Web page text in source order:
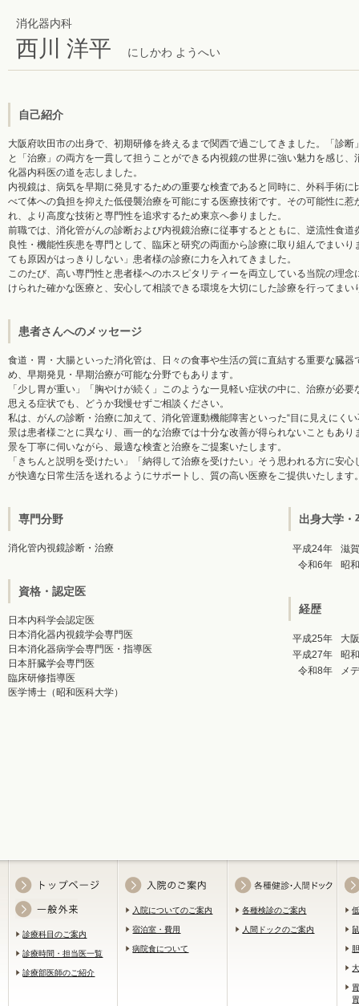
消化器内科
西川 洋平 にしかわ ようへい
自己紹介
大阪府吹田市の出身で、初期研修を終えるまで関西で過ごしてきました。「診断
と「治療」の両方を一貫して担うことができる内視鏡の世界に強い魅力を感じ、
化器内科医の道を志しました。
内視鏡は、病気を早期に発見するための重要な検査であると同時に、外科手術に
べて体への負担を抑えた低侵襲治療を可能にする医療技術です。その可能性に惹
れ、より高度な技術と専門性を追求するため東京へ参りました。
前職では、消化管がんの診断および内視鏡治療に従事するとともに、逆流性食
良性・機能性疾患を専門として、臨床と研究の両面から診療に取り組んでまい
ても原因がはっきりしない」患者様の診療に力を入れてきました。
このたび、高い専門性と患者様へのホスピタリティーを両立している当院の理
けられた確かな医療と、安心して相談できる環境を大切にした診療を行ってま
患者さんへのメッセージ
食道・胃・大腸といった消化管は、日々の食事や生活の質に直結する重要な臓
め、早期発見・早期治療が可能な分野でもあります。
「少し胃が重い」「胸やけが続く」このような一見軽い症状の中に、治療が必
思える症状でも、どうか我慢せずご相談ください。
私は、がんの診断・治療に加えて、消化管運動機能障害といった“目に見えにく
景は患者様ごとに異なり、画一的な治療では十分な改善が得られないこともあ
景を丁寧に伺いながら、最適な検査と治療をご提案いたします。
「きちんと説明を受けたい」「納得して治療を受けたい」そう思われる方に安
が快適な日常生活を送れるようにサポートし、質の高い医療をご提供いたしま
専門分野
消化管内視鏡診断・治療
資格・認定医
日本内科学会認定医
日本消化器内視鏡学会専門医
日本消化器病学会専門医・指導医
日本肝臓学会専門医
臨床研修指導医
医学博士（昭和医科大学）
出身大学・
平成24年
滋
令和6年
昭
経歴
平成25年
大
平成27年
昭
令和8年
メ
診療科目のご案内
診療時間・担当医一覧
診療部医師のご紹介
入院についてのご案内
宿泊室・費用
病院食について
各種検診のご案内
人間ドックのご案内